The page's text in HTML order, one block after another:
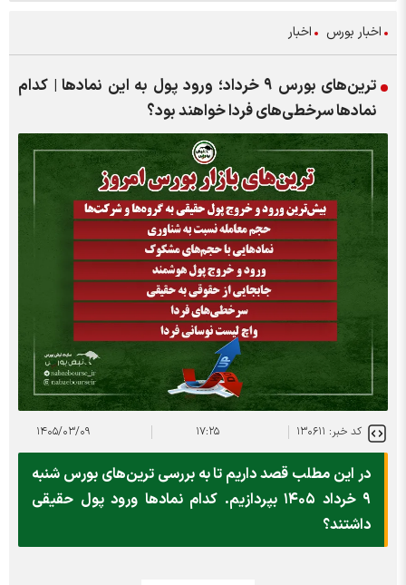
اخبار بورس اخبار
ترین‌های بورس ۹ خرداد؛ ورود پول به این نماد‌ها | کدام
نماد‌ها سرخطی‌های فردا خواهند بود؟
کد خبر: ۱۳۰۶۱۱ ۱۷:۲۵ ۱۴۰۵/۰۳/۰۹
در این مطلب قصد داریم تا به بررسی ترین‌های بورس شنبه
۹ خرداد ۱۴۰۵ بپردازیم. کدام نماد‌ها ورود پول حقیقی
داشتند؟